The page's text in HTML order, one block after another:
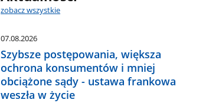
zobacz wszystkie
07.08.2026
Szybsze postępowania, większa
ochrona konsumentów i mniej
obciążone sądy - ustawa frankowa
weszła w życie